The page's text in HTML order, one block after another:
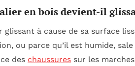
en bois devient-il
glissant à cause de sa surface
ou parce qu’il est humide,
des chaussures sur les